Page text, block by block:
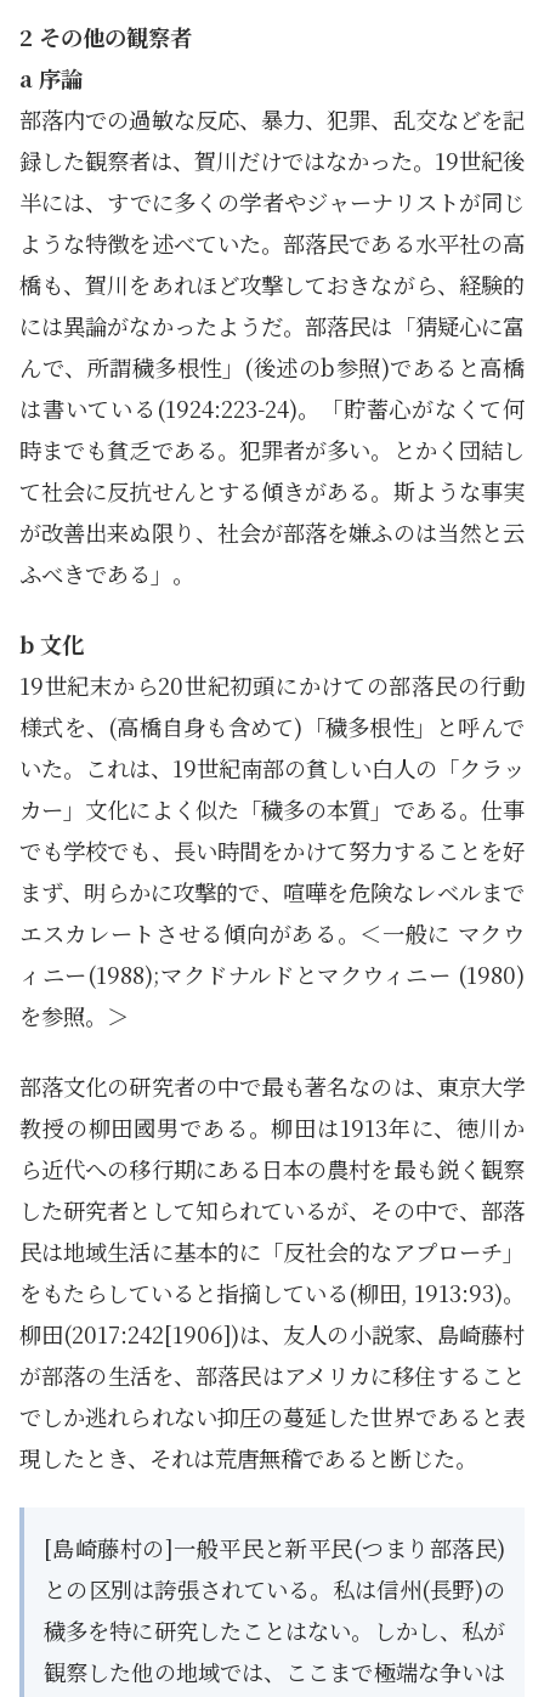
2 その他の観察者
a 序論
部落内での過敏な反応、暴力、犯罪、乱交などを記
録した観察者は、賀川だけではなかった。19世紀後
半には、すでに多くの学者やジャーナリストが同じ
ような特徴を述べていた。部落民である水平社の高
橋も、賀川をあれほど攻撃しておきながら、経験的
には異論がなかったようだ。部落民は「猜疑心に富
んで、所謂穢多根性」(後述のb参照)であると高橋
は書いている(1924:223-24)。「貯蓄心がなくて何
時までも貧乏である。犯罪者が多い。とかく団結し
て社会に反抗せんとする傾きがある。斯ような事実
が改善出来ぬ限り、社会が部落を嫌ふのは当然と云
ふべきである」。
b 文化
19世紀末から20世紀初頭にかけての部落民の行動
様式を、(高橋自身も含めて)「穢多根性」と呼んで
いた。これは、19世紀南部の貧しい白人の「クラッ
カー」文化によく似た「穢多の本質」である。仕事
でも学校でも、長い時間をかけて努力することを好
まず、明らかに攻撃的で、喧嘩を危険なレベルまで
エスカレートさせる傾向がある。＜一般に マクウ
ィニー(1988);マクドナルドとマクウィニー (1980)
を参照。＞
部落文化の研究者の中で最も著名なのは、東京大学
教授の柳田國男である。柳田は1913年に、徳川か
ら近代への移行期にある日本の農村を最も鋭く観察
した研究者として知られているが、その中で、部落
民は地域生活に基本的に「反社会的なアプローチ」
をもたらしていると指摘している(柳田, 1913:93)。
柳田(2017:242[1906])は、友人の小説家、島崎藤村
が部落の生活を、部落民はアメリカに移住すること
でしか逃れられない抑圧の蔓延した世界であると表
現したとき、それは荒唐無稽であると断じた。
[島崎藤村の]一般平民と新平民(つまり部落民)
との区別は誇張されている。私は信州(長野)の
穢多を特に研究したことはない。しかし、私が
観察した他の地域では、ここまで極端な争いは